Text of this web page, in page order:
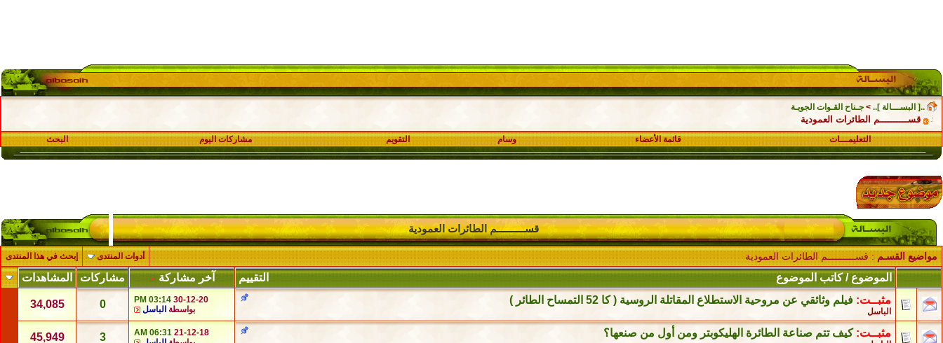
..[ البســـالة ].. > جـناح القـوات الجويـة
قســــــــــم الطائرات العمودية
التعليمـــات قائمة الأعضاء وسام التقويم مشاركات اليوم البحث
قســــــــــم الطائرات العمودية
مواضيع القسـم : قســــــــــم الطائرات العمودية أدوات المنتدى إبحث في هذا المنتدى
التقييم الموضوع/كاتب الموضوع آخر مشاركة مشاركات
المشاهدات
مثبــت: فيلم وثائقي عن مروحية الاستطلاع المقاتلة الروسية ( كا 52 التمساح الطائر )
الباسل
30-12-20
03:14 PM
بواسطة الباسل 0
34,085
مثبــت: كيف تتم صناعة الطائرة الهليكوبتر ومن أول من صنعها؟ 21-12-18
06:31 AM
3
45,949